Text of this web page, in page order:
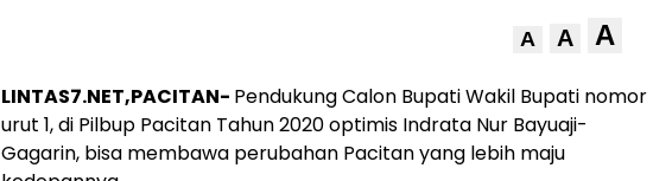
A A A
LINTAS7.NET,PACITAN- Pendukung Calon Bupati Wakil Bupati nomor
urut 1, di Pilbup Pacitan Tahun 2020 optimis Indrata Nur Bayuaji-
Gagarin, bisa membawa perubahan Pacitan yang lebih maju